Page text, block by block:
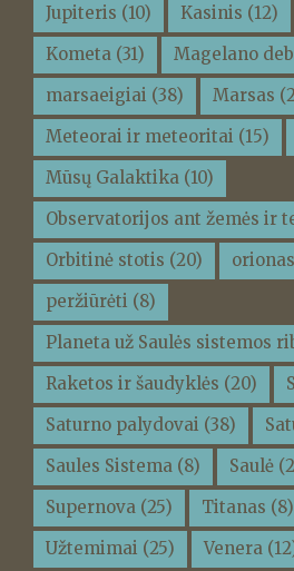
Jupiteris (10) Kasinis (12)
Kometa (31) Magelano
marsaeigiai (38) Marsas
Meteorai ir meteoritai (15)
Mūsų Galaktika (10)
Observatorijos ant žemės ir
Orbitinė stotis (20) orionas
peržiūrėti (8)
Planeta už Saulės sistemos
Raketos ir šaudyklės (20)
Saturno palydovai (38)
Saules Sistema (8) Saulė
Supernova (25) Titanas (8)
Užtemimai (25) Venera